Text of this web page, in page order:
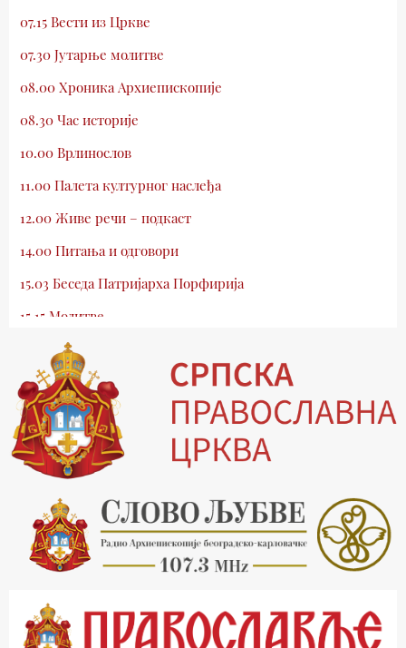
07.15 Вести из Цркве
07.30 Јутарње молитве
08.00 Хроника Архиепископије
08.30 Час историје
10.00 Врлинослов
11.00 Палета културног наслеђа
12.00 Живе речи – подкаст
14.00 Питања и одговори
15.03 Беседа Патријарха Порфирија
15.15 Молитве
15.30 Млади у Цркви
16.03 Српски јерарси
16.30 Хроника Архиепископије
17.03 Фолклор магазин
17.30 Тврђаве Дунава
18.03 Кроз историју Београда
18.30 Врлинослов
19.40 Вечерње молитве
20.00 Вести из Цркве
20.15 Реч Архијереја